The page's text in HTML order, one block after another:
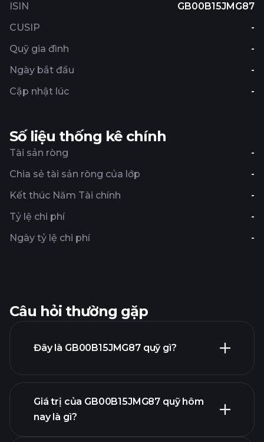
ISIN
GB00B15JMG87
CUSIP
-
Quỹ gia đình
-
Ngày bắt đầu
-
Cập nhật lúc
-
Số liệu thống kê chính
Tài sản ròng
-
Chia sẻ tài sản ròng của lớp
-
Kết thúc Năm Tài chính
-
Tỷ lệ chi phí
-
Ngày tỷ lệ chi phí
-
Câu hỏi thường gặp
Đây là GB00B15JMG87 quỹ gì?
Giá trị của GB00B15JMG87 quỹ hôm
nay là gì?